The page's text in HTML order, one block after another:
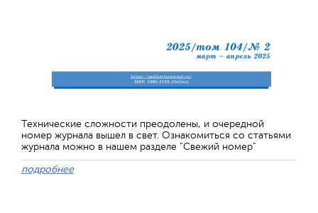
Технические сложности преодолены, и очередной
номер журнала вышел в свет. Ознакомиться со статьями
журнала можно в нашем разделе "Свежий номер"
подробнее